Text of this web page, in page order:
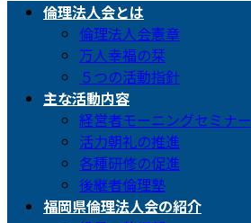
倫理法人会とは
倫理法人会憲章
万人幸福の栞
５つの活動指針
主な活動内容
経営者モーニングセミナー
活力朝礼の推進
各種研修の促進
後継者倫理塾
福岡県倫理法人会の紹介